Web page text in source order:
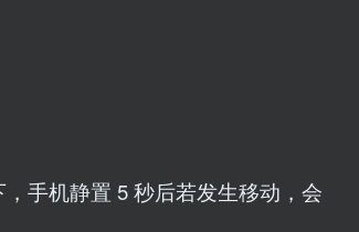
手机静置 5 秒后若发生移动，会